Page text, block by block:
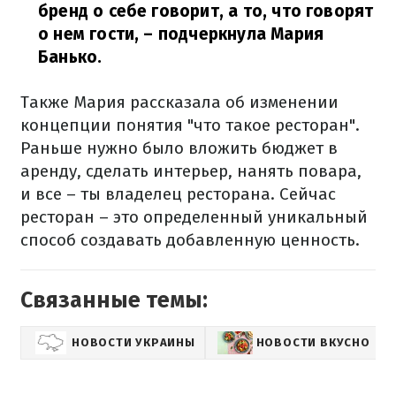
бренд о себе говорит, а то, что говорят
о нем гости, – подчеркнула Мария
Банько.
Также Мария рассказала об изменении
концепции понятия "что такое ресторан".
Раньше нужно было вложить бюджет в
аренду, сделать интерьер, нанять повара,
и все – ты владелец ресторана. Сейчас
ресторан – это определенный уникальный
способ создавать добавленную ценность.
Связанные темы:
НОВОСТИ УКРАИНЫ НОВОСТИ ВКУСНО